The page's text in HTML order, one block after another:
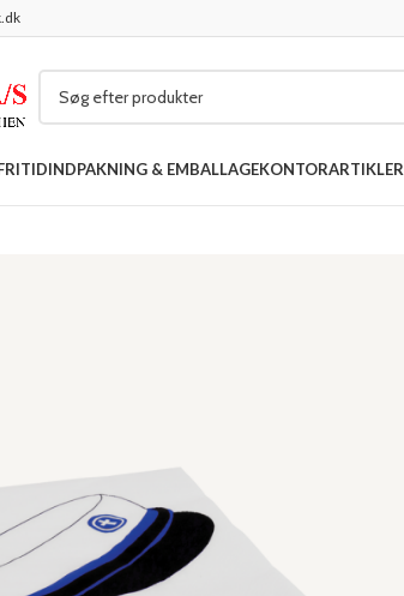
INDPAKNING & EMBALLAGEKONTORARTIKLER